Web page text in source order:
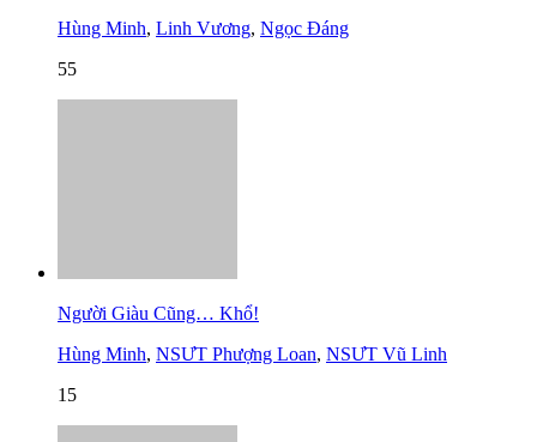
Hùng Minh, Linh Vương, Ngọc Đáng
55
Người Giàu Cũng… Khổ!
Hùng Minh, NSƯT Phượng Loan, NSƯT Vũ Linh
15